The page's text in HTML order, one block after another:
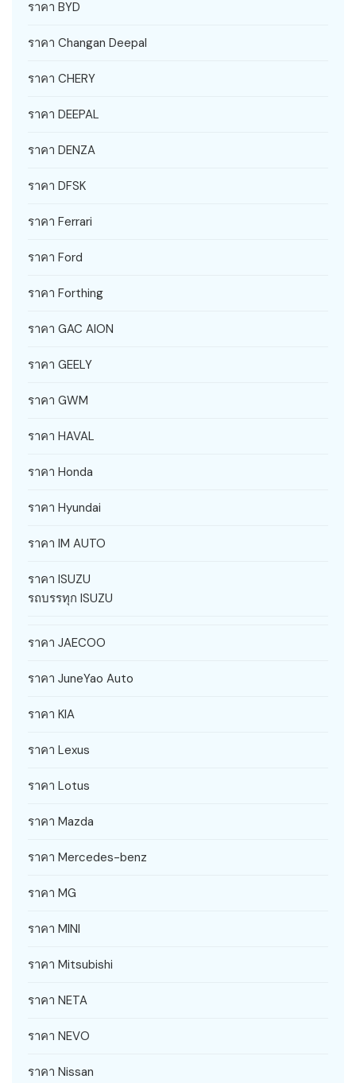
ราคา BYD
ราคา Changan Deepal
ราคา CHERY
ราคา DEEPAL
ราคา DENZA
ราคา DFSK
ราคา Ferrari
ราคา Ford
ราคา Forthing
ราคา GAC AION
ราคา GEELY
ราคา GWM
ราคา HAVAL
ราคา Honda
ราคา Hyundai
ราคา IM AUTO
ราคา ISUZU
รถบรรทุก ISUZU
ราคา JAECOO
ราคา JuneYao Auto
ราคา KIA
ราคา Lexus
ราคา Lotus
ราคา Mazda
ราคา Mercedes-benz
ราคา MG
ราคา MINI
ราคา Mitsubishi
ราคา NETA
ราคา NEVO
ราคา Nissan